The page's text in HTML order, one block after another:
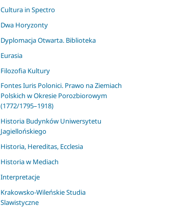
Cultura in Spectro
Dwa Horyzonty
Dyplomacja Otwarta. Biblioteka
Eurasia
Filozofia Kultury
Fontes Iuris Polonici. Prawo na Ziemiach
Polskich w Okresie Porozbiorowym
(1772/1795–1918)
Historia Budynków Uniwersytetu
Jagiellońskiego
Historia, Hereditas, Ecclesia
Historia w Mediach
Interpretacje
Krakowsko-Wileńskie Studia
Slawistyczne